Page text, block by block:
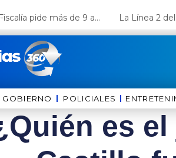
Fiscalía pide más de 9 años de cárcel para el diputado de oposición Harvey Colchado
⁠⁠POLICIALES
es